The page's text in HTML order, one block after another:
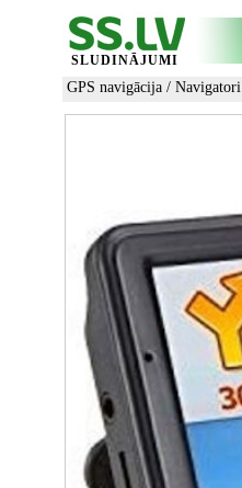
SLUDINĀJUMI
GPS navigācija / Navigatori